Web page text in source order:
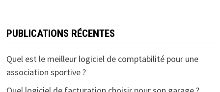
PUBLICATIONS RÉCENTES
Quel est le meilleur logiciel de comptabilité pour une
association sportive ?